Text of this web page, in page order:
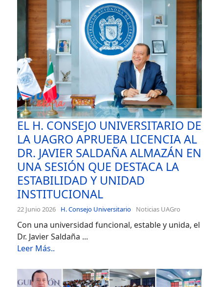
EL H. CONSEJO UNIVERSITARIO DE
LA UAGRO APRUEBA LICENCIA AL
DR. JAVIER SALDAÑA ALMAZÁN EN
UNA SESIÓN QUE DESTACA LA
ESTABILIDAD Y UNIDAD
INSTITUCIONAL
22 Junio 2026 H. Consejo Universitario Noticias UAGro
Con una universidad funcional, estable y unida, el
Dr. Javier Saldaña ...
Leer Más..